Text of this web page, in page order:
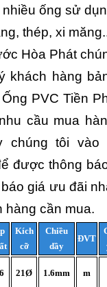
ống sử
thép, xi
Hòa Phát
khách hàng
PVC Tiền
cầu mua
chúng tôi
được thông
giá ưu đãi
hàng cần mua.
Kích
cỡ
Chiều
dầy
ĐVT
21Ø 1.6mm m